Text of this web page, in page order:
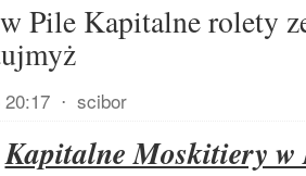
Pile Kapitalne rolety
⋅ scibor
Kapitalne Moskitiery w